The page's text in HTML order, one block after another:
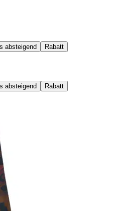
absteigend Rabatt
absteigend Rabatt